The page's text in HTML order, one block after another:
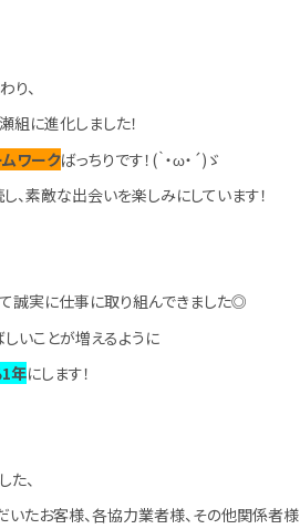
り、
組に進化しました！
ワークばっちりです！(｀・ω・´)ゞ
、素敵な出会いを楽しみにしています！
誠実に仕事に取り組んできました◎
いことが増えるように
年にします！
た、
いたお客様、各協力業者様、その他関係者様